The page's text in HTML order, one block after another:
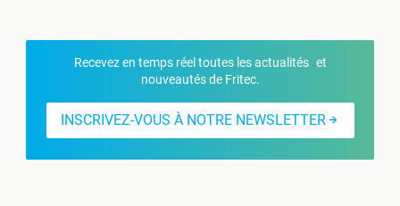
Recevez en temps réel toutes les actualités et
nouveautés de Fritec.
INSCRIVEZ-VOUS À NOTRE NEWSLETTER